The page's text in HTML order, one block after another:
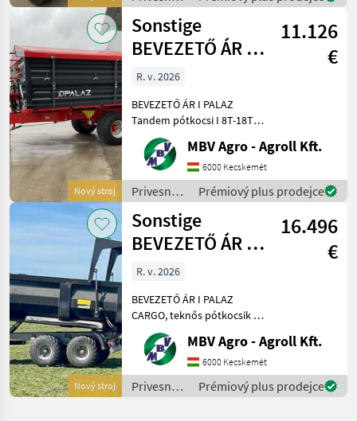
legnagyobb PALAZ
keresked
vozíky /
Sonstige
Nový stroj
Sonstige
BEVEZETŐ ÁR I
PALAZ Tandem
pótkocsi I 8T-18T
11.126
€
R. v. 2026
BEVEZETŐ ÁR I PALAZ
Tandem pótkocsi I 8T-18T
Ha PALAZ akkor kizárólag
az MBV AGRO! Vásároljon
közvetlenül az importőrtől,
a régió legnagyobb PALAZ
kereskedőitől. Az
MBV Agro - Agroll Kft.
6000 Kecskemét
Privesné
vozíky /
Sonstige
Prémiový plus prodejce
Nový stroj
Sonstige
BEVEZETŐ ÁR I
PALAZ CARGO,
teknős
pótkocsik I 1
16.496
€
R. v. 2026
BEVEZETŐ ÁR I PALAZ
CARGO, teknős pótkocsik I
12-18T I 2 tengely Ha PALAZ
akkor kizárólag az MBV
AGRO! Vásároljon
közvetlenül az importőrtől,
a régió legnagyobb PA
MBV Agro - Agroll Kft.
6000 Kecskemét
Privesné
vozíky /
Prémiový plus prodejce